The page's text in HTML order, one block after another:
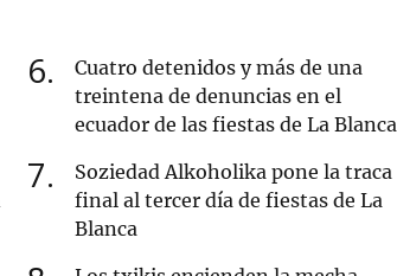
6
Cuatro detenidos y más de una
treintena de denuncias en el
ecuador de las fiestas de La Blanca
7
Soziedad Alkoholika pone la traca
final al tercer día de fiestas de La
Blanca